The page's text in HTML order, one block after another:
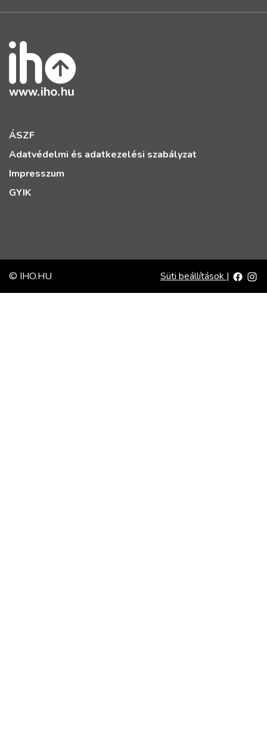
ÁSZF
Adatvédelmi és adatkezelési szabályzat
Impresszum
GYIK
© IHO.HU Süti beállítások |